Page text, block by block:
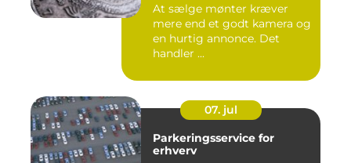
At sælge mønter kræver
mere end et godt kamera og
en hurtig annonce. Det
handler ...
07. jul
Parkeringsservice for
erhverv